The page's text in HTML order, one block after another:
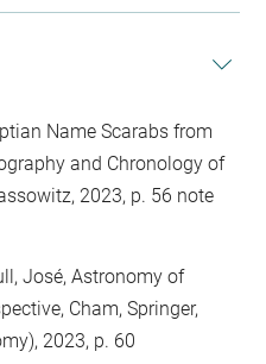
Name Scarabs from
and Chronology of
2023, p. 56 note
José, Astronomy of
Cham, Springer,
2023, p. 60